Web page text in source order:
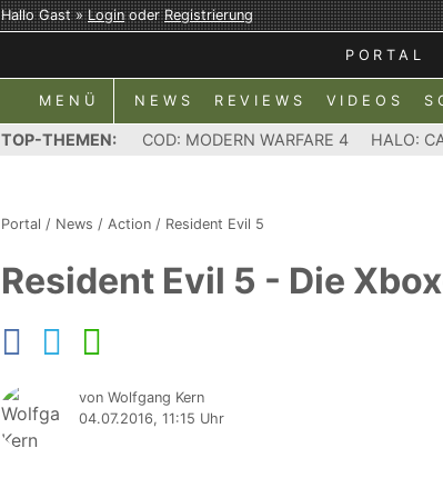
Hallo Gast »LoginoderRegistrierung
PORTAL
MENÜ NEWS REVIEWS VIDEOS
TOP-THEMEN: COD: MODERN WARFARE 4 HALO:
Portal / News / Action / Resident Evil 5
Resident Evil 5 - Die
von Wolfgang Kern
04.07.2016, 11:15 Uhr